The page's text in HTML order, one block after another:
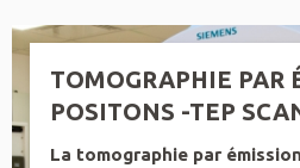
TOMOGRAPHIE PAR
POSITONS -TEP
La tomographie par